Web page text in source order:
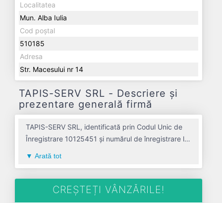
Localitatea
Mun. Alba Iulia
Cod poștal
510185
Adresa
Str. Macesului nr 14
TAPIS-SERV SRL - Descriere și
prezentare generală firmă
TAPIS-SERV SRL, identificată prin Codul Unic de
Înregistrare 10125451 și numărul de înregistrare la
Centru a țării, în judetul ALBA, compania aduce o
contribuție semnificativă pe piața de profil. TAPIS-
Arată tot
CREȘTEȚI VÂNZĂRILE!